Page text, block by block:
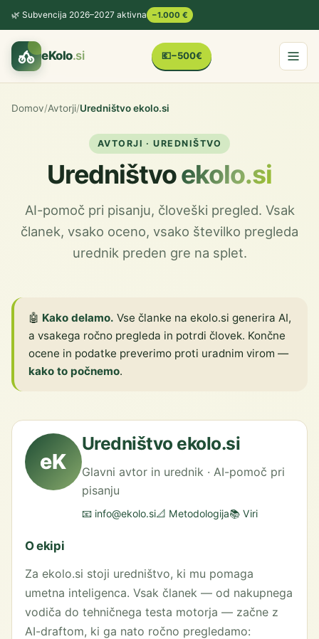
🌿 Subvencija 2026–2027 aktivna −1.000 €
eKolo.si 💶−500€
Domov/Avtorji/Uredništvo ekolo.si
AVTORJI · UREDNIŠTVO
Uredništvoekolo.si
AI-pomoč pri pisanju, človeški pregled. Vsak
članek, vsako oceno, vsako številko pregleda
urednik preden gre na splet.
🤖 Kako delamo. Vse članke na ekolo.si generira AI,
a vsakega ročno pregleda in potrdi človek. Končne
ocene in podatke preverimo proti uradnim virom —
kako to počnemo.
eK
Uredništvo ekolo.si
Glavni avtor in urednik · AI-pomoč pri
pisanju
📧 info@ekolo.si📐 Metodologija📚 Viri
O ekipi
Za ekolo.si stoji uredništvo, ki mu pomaga
umetna inteligenca. Vsak članek — od nakupnega
vodiča do tehničnega testa motorja — začne z
AI-draftom, ki ga nato ročno pregledamo: